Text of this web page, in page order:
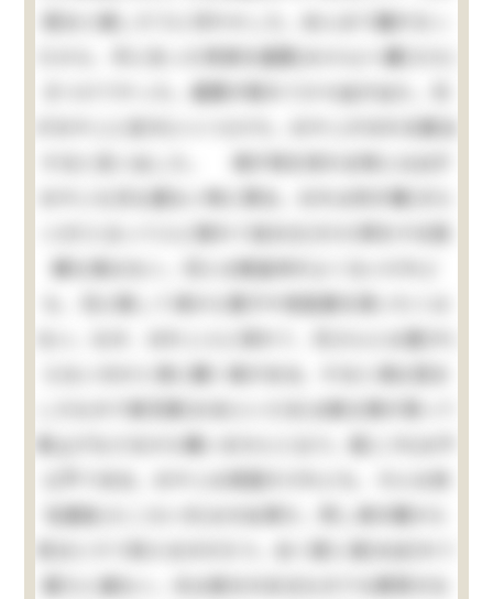
困ると嬉しそうに冷やかした。あんまり腹が立っ
たから、手に在った飛車を眉間(みけん)へ擲(たた)
きつけてやった。眉間が割れて少々血が出た。兄
がおやじに言付(いいつ)けた。おやじがおれを勘当
すると言い出した。 清が物を呉れる時には必ず
おやじも兄も居ない時に限る。おれは何が嫌(きら
い)だと云って人に隠れて自分丈(だけ)得をする程
嫌な事はない。兄とは無論仲がよくないけれど
も、兄に隠して清から菓子や色鉛筆を貰いたくは
ない。なぜ、おれ１人に呉れて、兄さんには遣(や)
らないのかと清に聞く事がある。すると清は澄ま
したもので御兄様(おあにいさま)は御父様が買って
御上げなさるから構いませんと云う。是(これ)は不
公平である。おやじは頑固だけれども、そんな依
怙贔負(えこひいき)はせぬ男だ。然し清の眼から
見るとそう見えるのだろう。全く愛に溺(おぼ)れて
居たに違ない。元は身分のあるものでも教育のな